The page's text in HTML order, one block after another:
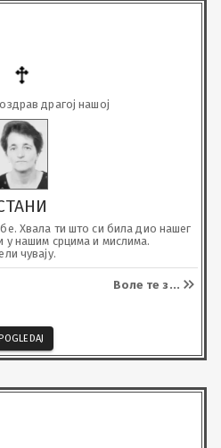
драгој нашој
Хвала ти што си била дио нашег
у нашим срцима и мислима.
чувају.
Воле те з ...